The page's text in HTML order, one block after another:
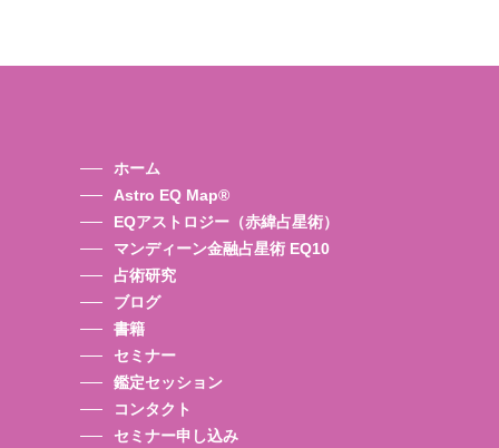
ホーム
Astro EQ Map®
EQアストロジー（赤緯占星術）
マンディーン金融占星術 EQ10
占術研究
ブログ
書籍
セミナー
鑑定セッション
コンタクト
セミナー申し込み